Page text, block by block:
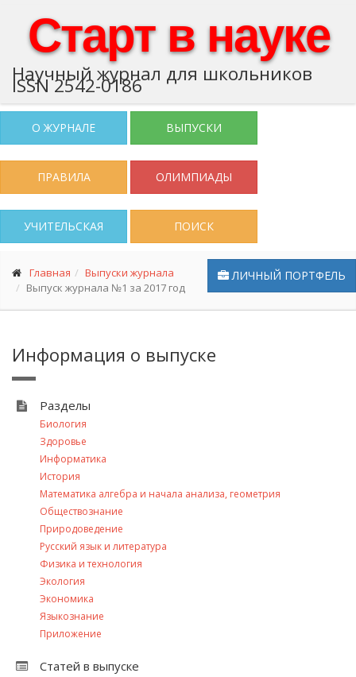
Старт в науке
Научный журнал для школьников
ISSN 2542-0186
О ЖУРНАЛЕ ВЫПУСКИ
ПРАВИЛА ОЛИМПИАДЫ
УЧИТЕЛЬСКАЯ ПОИСК
ЛИЧНЫЙ ПОРТФЕЛЬ
Главная
Выпуски журнала
Выпуск журнала №1 за 2017 год
Информация о выпуске
Разделы
Биология
Здоровье
Информатика
История
Математика алгебра и начала анализа, геометрия
Обществознание
Природоведение
Русский язык и литература
Физика и технология
Экология
Экономика
Языкознание
Приложение
Статей в выпуске